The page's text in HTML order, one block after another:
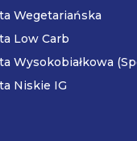
Wegetariańska
Low Carb
Wysokobiałkowa
Niskie IG